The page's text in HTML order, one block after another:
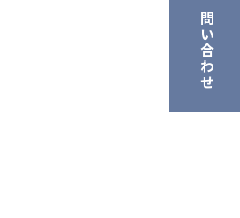
お問い合わせ